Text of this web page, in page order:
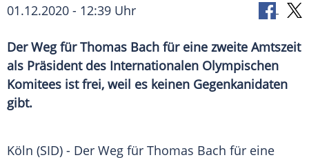
01.12.2020 - 12:39 Uhr
Der Weg für Thomas Bach für eine zweite Amtszeit
als Präsident des Internationalen Olympischen
Komitees ist frei, weil es keinen Gegenkanidaten
gibt.
Köln (SID) - Der Weg für Thomas Bach für eine